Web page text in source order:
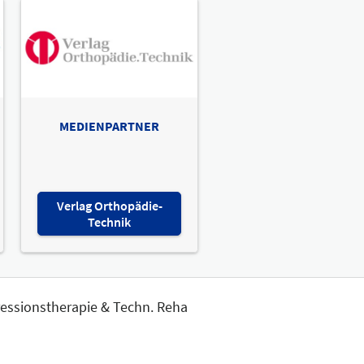
MEDIENPARTNER
Verlag Orthopädie-
Technik
& Techn. Reha